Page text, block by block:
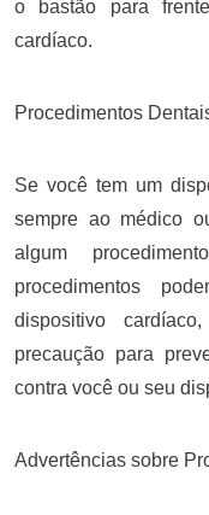
o bastão para
cardíaco.
Procedimentos
Se você tem um
sempre ao médico
algum
procedimentos
dispositivo
precaução para
contra você ou seu
Advertências sobre